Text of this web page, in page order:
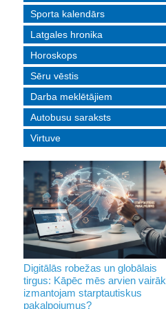
Sporta kalendārs
Latgales hronika
Horoskops
Sēru vēstis
Darba meklētājiem
Autobusu saraksts
Virtuve
Digitālās robežas un globālais
tirgus: Kāpēc mēs arvien vairāk
izmantojam starptautiskus
pakalpojumus?